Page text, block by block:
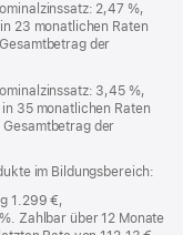
2,47 %,
23 monatlichen Raten
der
3,45 %,
35 monatlichen Raten
der
im Bildungsbereich:
1.299 €,
Zahlbar über 12 Monate